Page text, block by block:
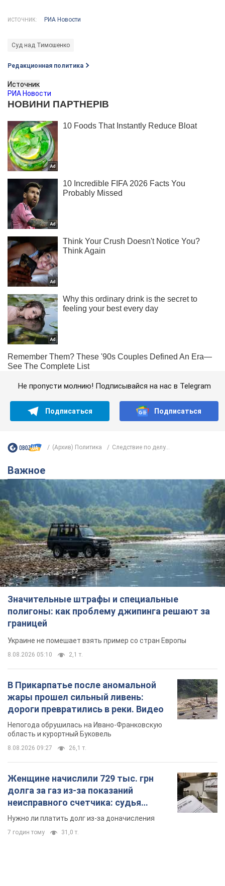
ИСТОЧНИК: РИА Новости
Суд над Тимошенко
Редакционная политика
Источник
РИА Новости
Не пропусти молнию! Подписывайся на нас в Telegram
Подписаться Подписаться
(Архив) Политика Следствие по делу...
Важное
Значительные штрафы и специальные
полигоны: как проблему джипинга решают за
границей
Украине не помешает взять пример со стран Европы
8.08.2026 05:10 2,1 т.
В Прикарпатье после аномальной
жары прошел сильный ливень:
дороги превратились в реки. Видео
Непогода обрушилась на Ивано-Франковскую
область и курортный Буковель
8.08.2026 09:27 26,1 т.
Женщине начислили 729 тыс. грн
долга за газ из-за показаний
неисправного счетчика: судья
вынес неожиданное решение
Нужно ли платить долг из-за доначисления
7 годин тому 31,0 т.